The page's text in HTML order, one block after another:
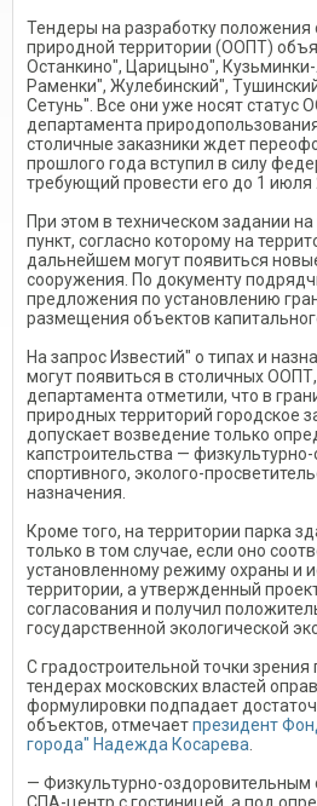
Тендеры на разработку положения
природной территории (ООПТ)
Останкино", Царицыно",
Раменки", Жулебинский",
Сетунь". Все они уже носят статус
департамента
столичные заказники ждет
прошлого года вступил в силу
требующий провести его до 1 июля
При этом в техническом задании
пункт, согласно которому на
дальнейшем могут появиться
сооружения. По документу
предложения по установлению
размещения объектов
На запрос Известий" о типах и
могут появиться в столичных
департамента отметили, что в
природных территорий городское
допускает возведение только
капстроительства —
спортивного, эколого-
назначения.
Кроме того, на территории парка
только в том случае, если оно
установленному режиму охраны и
территории, а утвержденный
согласования и получил
государственной экологической
С градостроительной точки зрения
тендерах московских властей
формулировки подпадает
объектов, отмечаетпрезидент
города" Надежда Косарева
— Физкультурно-